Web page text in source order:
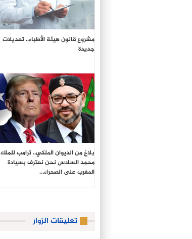
مشروع قانون هيئة الأطباء.. تعديلات
جديدة
بلاغ من الديوان الملكي.. ترامب للملك
محمد السادس نحن نعترف بسيادة
المغرب على الصحراء…
تعليقات الزوار